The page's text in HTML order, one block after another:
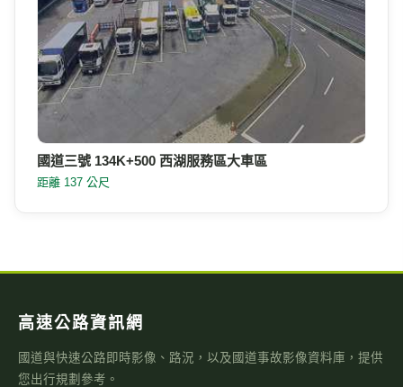
國道三號 134K+500 西湖服務區大車區
距離 137 公尺
高速公路資訊網
國道與快速公路即時影像、路況，以及國道事故影像資料庫，提供
您出行規劃參考。